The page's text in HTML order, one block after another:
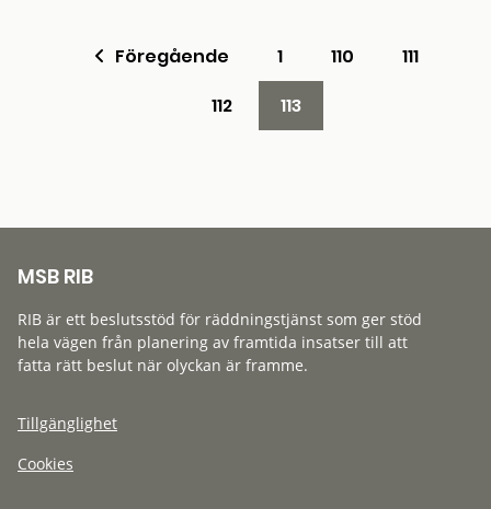
Föregående 1 110
111
112
113
MSB RIB
RIB är ett beslutsstöd för räddningstjänst som ger stöd
hela vägen från planering av framtida insatser till att
fatta rätt beslut när olyckan är framme.
Tillgänglighet
Cookies